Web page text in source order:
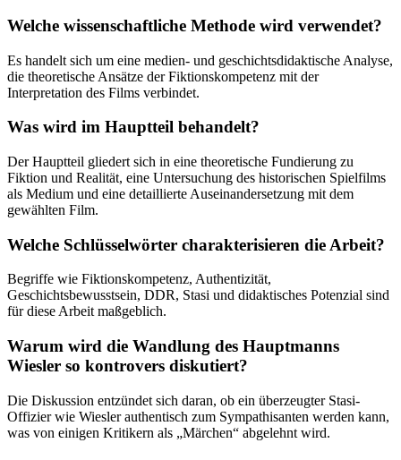
Welche wissenschaftliche Methode wird verwendet?
Es handelt sich um eine medien- und geschichtsdidaktische Analyse,
die theoretische Ansätze der Fiktionskompetenz mit der
Interpretation des Films verbindet.
Was wird im Hauptteil behandelt?
Der Hauptteil gliedert sich in eine theoretische Fundierung zu
Fiktion und Realität, eine Untersuchung des historischen Spielfilms
als Medium und eine detaillierte Auseinandersetzung mit dem
gewählten Film.
Welche Schlüsselwörter charakterisieren die Arbeit?
Begriffe wie Fiktionskompetenz, Authentizität,
Geschichtsbewusstsein, DDR, Stasi und didaktisches Potenzial sind
für diese Arbeit maßgeblich.
Warum wird die Wandlung des Hauptmanns
Wiesler so kontrovers diskutiert?
Die Diskussion entzündet sich daran, ob ein überzeugter Stasi-
Offizier wie Wiesler authentisch zum Sympathisanten werden kann,
was von einigen Kritikern als „Märchen“ abgelehnt wird.